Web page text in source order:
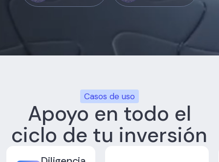
Casos de uso
Apoyo en todo el
ciclo de tu inversión